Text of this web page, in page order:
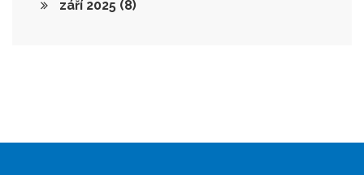
září 2025 (8)